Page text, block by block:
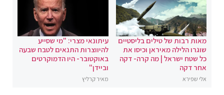
מאות רבות של טילים בליסטיים
שוגרו הלילה מאיראן וכיסו את
כל שטח ישראל | מה קרה- דקה
אחר דקה
אלי שפירא
עיתונאי מצרי: "מי שסייע
להיווצרות התנאים לטבח שבעה
באוקטובר- היו הדמוקרטים
וביידן"
מאיר קרליץ